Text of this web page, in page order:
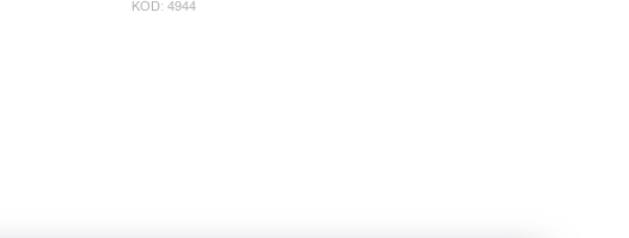
KÓD: 4944